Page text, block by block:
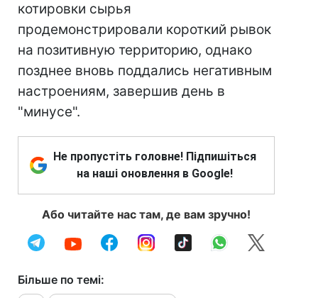
котировки сырья
продемонстрировали короткий рывок
на позитивную территорию, однако
позднее вновь поддались негативным
настроениям, завершив день в
"минусе".
Не пропустіть головне! Підпишіться
на наші оновлення в Google!
Або читайте нас там, де вам зручно!
Більше по темі: